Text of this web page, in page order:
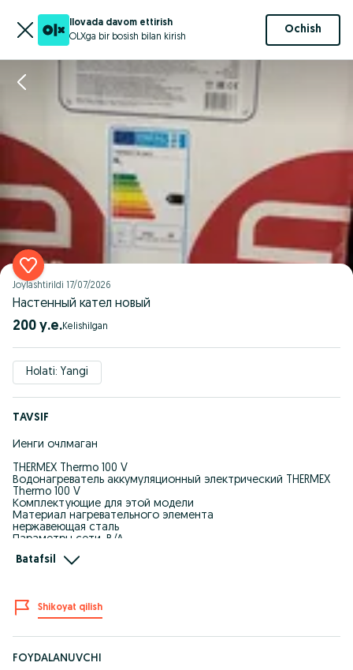
Ilovada davom ettirish
OLXga bir bosish bilan kirish
Ochish
Joylashtirildi 17/07/2026
Настенный кател новый
200 у.е.
Holati: Yangi
TAVSIF
Йенги очлмаган
THERMEX Thermo 100 V
Водонагреватель аккумуляционный электрический THERMEX
Thermo 100 V
Комплектующие для этой модели
Материал нагревательного элемента
нержавеющая сталь
Параметры сети, В/А
Тип водонагревателя
электрический
Макс. мощность электрическая, Вт
Режимы мощности электрической, Вт
Тип управления
Batafsil
Shikoyat qilish
FOYDALANUVCHI